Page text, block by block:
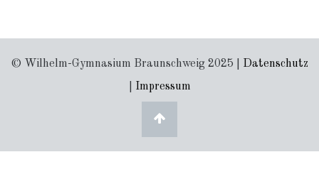
© Wilhelm-Gymnasium Braunschweig 2025 | Datenschutz
Impressum